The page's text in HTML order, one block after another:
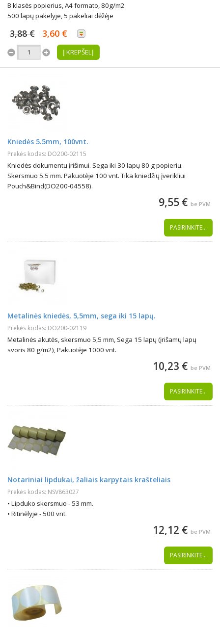
B klasės popierius, A4 formato, 80g/m2
500 lapų pakelyje, 5 pakeliai dėžėje
3,88 € 3,60 €
Į KREPŠELĮ
Kniedės 5.5mm, 100vnt.
Prekės kodas: DO200-02115
Kniedės dokumentų įrišimui. Sega iki 30 lapų 80 g popierių.
Skersmuo 5.5 mm. Pakuotėje 100 vnt. Tika kniedžių įverikliui
Pouch&Bind(DO200-04558).
9,55 € be PVM
PASIRINKITE...
Metalinės kniedės, 5,5mm, sega iki 15 lapų.
Prekės kodas: DO200-02119
Metalinės akutės, skersmuo 5,5 mm, Sega 15 lapų (įrišamų lapų
svoris 80 g/m2), Pakuotėje 1000 vnt.
10,23 € be PVM
PASIRINKITE...
Notariniai lipdukai, žaliais karpytais krašteliais
Prekės kodas: NSV863027
• Lipduko skersmuo - 53 mm.
• Ritinėlyje - 500 vnt.
12,12 € be PVM
PASIRINKITE...